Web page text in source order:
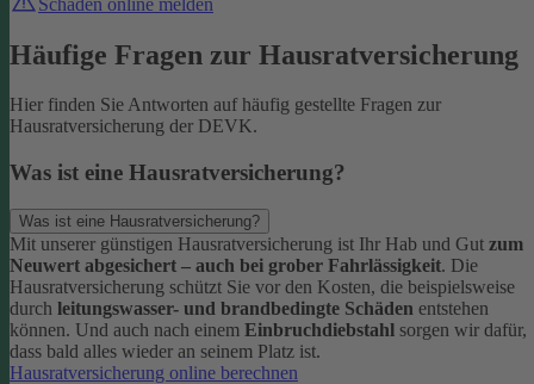
Häufige Fragen zur Hausratversicherung
Hier finden Sie Antworten auf häufig gestellte Fragen zur
Hausratversicherung der DEVK.
Was ist eine Hausratversicherung?
Was ist eine Hausratversicherung?
Mit unserer günstigen Hausratversicherung ist Ihr Hab und Gut zum
Neuwert abgesichert – auch bei grober Fahrlässigkeit. Die
Hausratversicherung schützt Sie vor den Kosten, die beispielsweise
durch leitungswasser- und brandbedingte Schäden entstehen
können. Und auch nach einem Einbruchdiebstahl sorgen wir dafür,
dass bald alles wieder an seinem Platz ist.
Hausratversicherung online berechnen